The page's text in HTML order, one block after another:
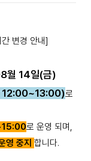
변경 안내]
월 14일(금)
12:00~13:00)로
로 운영 되며,
영 중지 합니다.